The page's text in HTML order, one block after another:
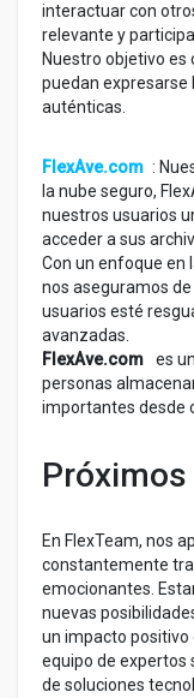
interactuar con
relevante y
Nuestro objetivo es
puedan expresarse
auténticas.
FlexAve.com :
la nube seguro,
nuestros usuarios
acceder a sus
Con un enfoque en
nos aseguramos
usuarios esté
avanzadas.
FlexAve.com
es
personas
importantes desde
En FlexTeam, nos
constantemente
emocionantes.
nuevas
un impacto positivo
equipo de expertos
de soluciones